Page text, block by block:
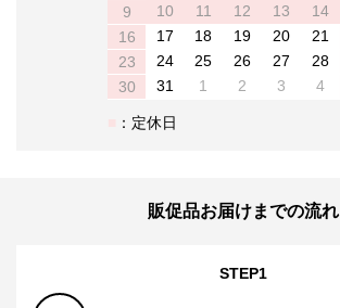
9
10 11 12 13 14
16
17 18 19 20 21
23
24 25 26 27 28
30
31 1 2 3 4
：定休日
販促品お届けまでの流れ
STEP1